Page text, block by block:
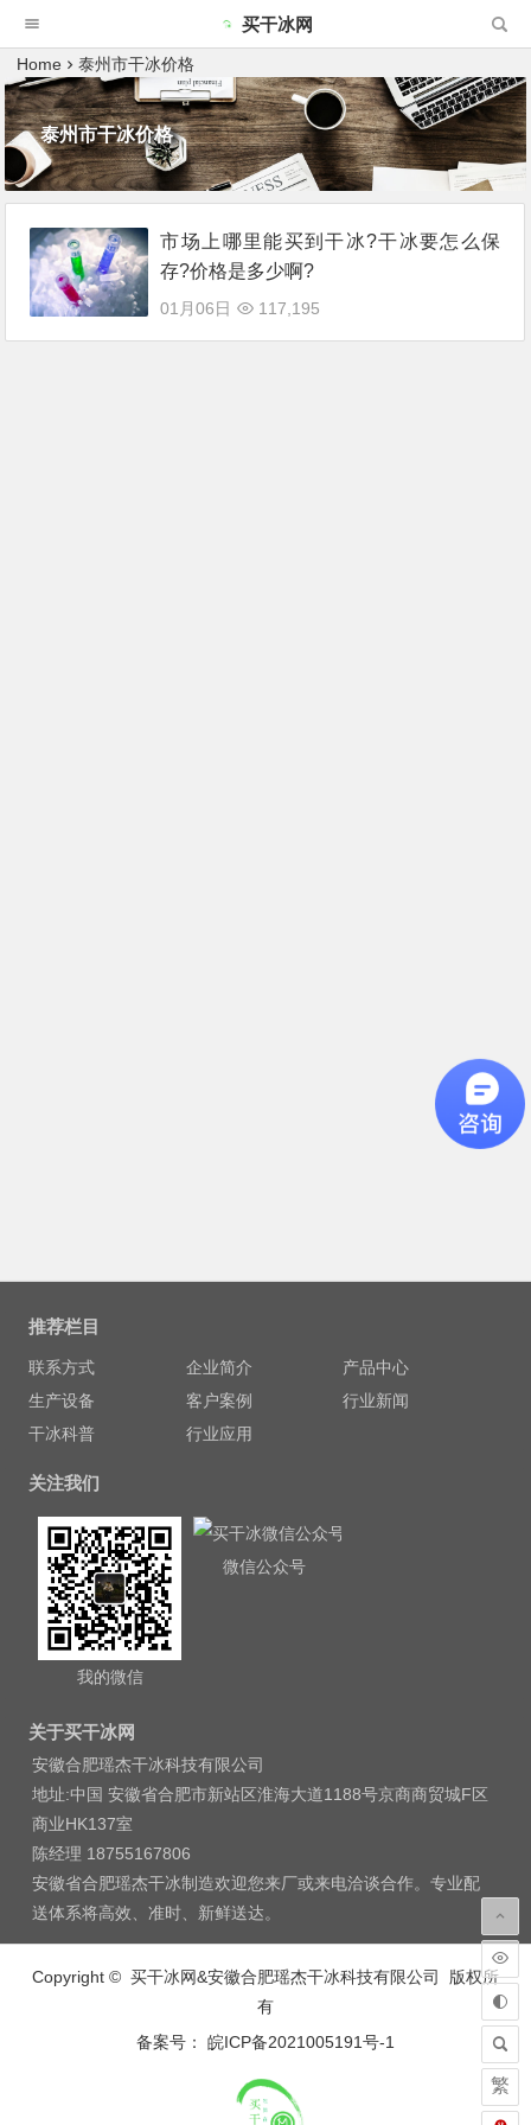
买干冰网
Home 泰州市干冰价格
泰州市干冰价格
市场上哪里能买到干冰?干冰要怎么保
存?价格是多少啊?
01月06日 117,195
推荐栏目
联系方式 企业简介
产品中心
生产设备
客户案例
行业新闻
干冰科普
行业应用
关注我们
我的微信
微信公众号
关于买干冰网
安徽合肥瑶杰干冰科技有限公司
地址:中国 安徽省合肥市新站区淮海大道1188号京商商贸城F区
商业HK137室
陈经理 18755167806
安徽省合肥瑶杰干冰制造欢迎您来厂或来电洽谈合作。专业配
送体系将高效、准时、新鲜送达。
Copyright © 买干冰网&安徽合肥瑶杰干冰科技有限公司 版权所
有
备案号： 皖ICP备2021005191号-1
繁